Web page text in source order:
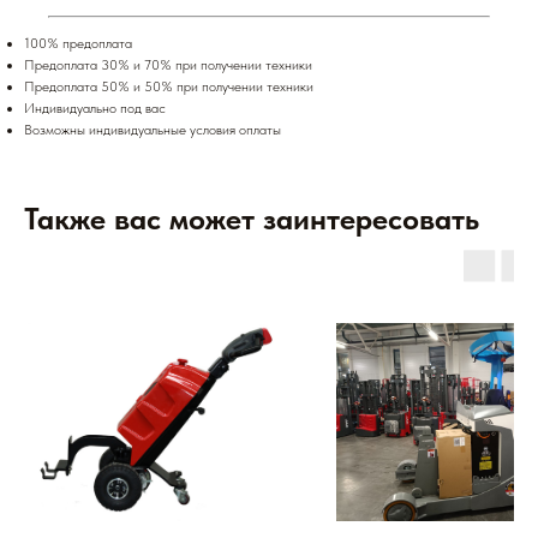
100% предоплата
Предоплата 30% и 70% при получении техники
Предоплата 50% и 50% при получении техники
Индивидуально под вас
Возможны индивидуальные условия оплаты
Также вас может заинтересовать